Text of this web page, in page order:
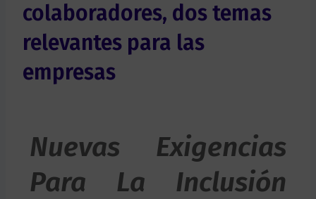
colaboradores, dos temas
relevantes para las
empresas
Nuevas Exigencias
Para La Inclusión